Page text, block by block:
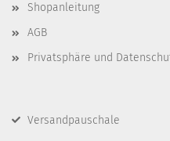
Shopanleitung
AGB
Privatsphäre und
Versandpauschale